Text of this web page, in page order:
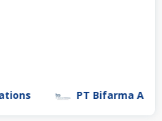
PT Bifarma Adiluhung